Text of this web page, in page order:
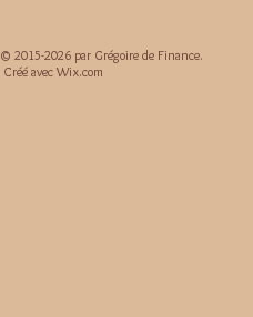
© 2015-2026 par Grégoire de Finance.
Créé avec Wix.com